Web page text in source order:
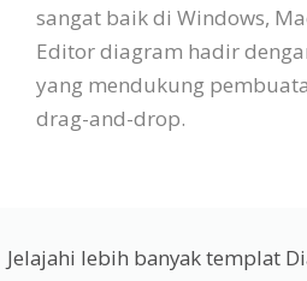
sangat baik di Windows,
Editor diagram hadir
yang mendukung
drag-and-drop.
Jelajahi lebih banyak templat